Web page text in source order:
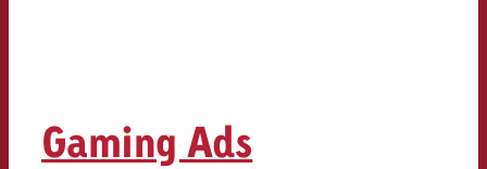
Gaming Ads